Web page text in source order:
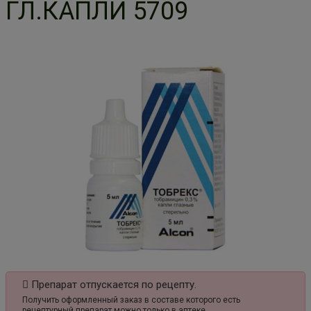
ГЛ.КАПЛИ 5709
Препарат отпускается по рецепту.
Получить оформленный заказ в составе которого есть